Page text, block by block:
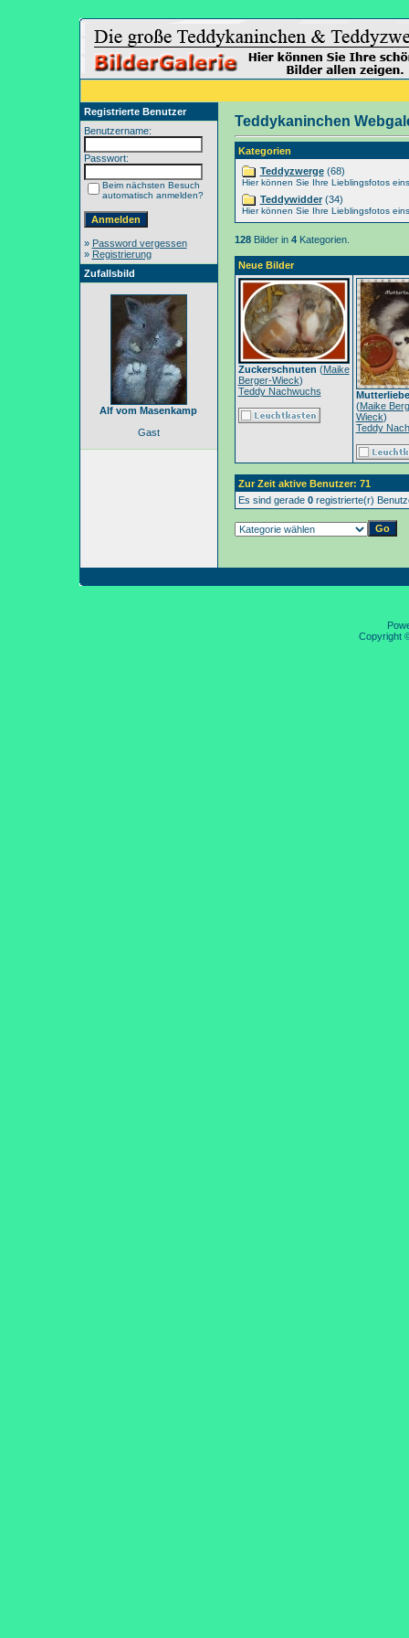
Registrierte Benutzer
Benutzername:
Passwort:
Beim nächsten Besuch
automatisch anmelden?
» Password vergessen
» Registrierung
Zufallsbild
Alf vom Masenkamp
Gast
Teddykaninchen
Kategorien
Teddyzwerge(68)
Hier können Sie Ihre Lieblingsfotos
Teddywidder(34)
Hier können Sie Ihre Lieblingsfotos
128Bilder in 4Kategorien.
Neue Bilder
Zuckerschnuten (Maike
Berger-Wieck)
Teddy Nachwuchs
Mutterliebe
(Maike
Wieck)
Teddy
Zur Zeit aktive Benutzer: 71
Es sind gerade 0registrierte(r)
Copyright